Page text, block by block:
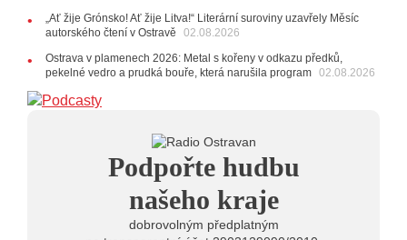
roku jsme upgradovali naši show
AUDIO
20:09
Na Novou Osmičku míří Bára Zmeková Trio.
Výrazná osobnost české alternativní scény zahraje ve
Frýdku-Místku
herec Dušan Urban
20.07.2026
Štěrkovna Open Music: Klubová scéna na festivalu
nabídne Krhuta i Beatles
„Ať žije Grónsko! Ať žije Litva!“ Literární suroviny uzavřely Měsíc
autorského čtení v Ostravě
02.08.2026
Ostrava v plamenech 2026: Metal s kořeny v odkazu předků,
pekelné vedro a prudká bouře, která narušila program 02.08.2026
Podpořte hudbu
našeho kraje
dobrovolným předplatným